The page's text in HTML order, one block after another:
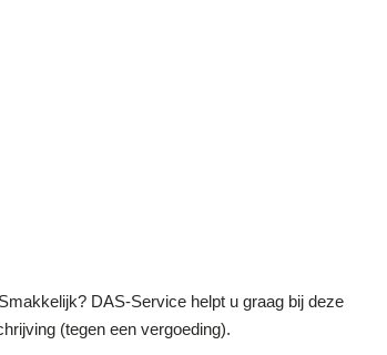
DAS-Service helpt u graag bij deze
(tegen een vergoeding).